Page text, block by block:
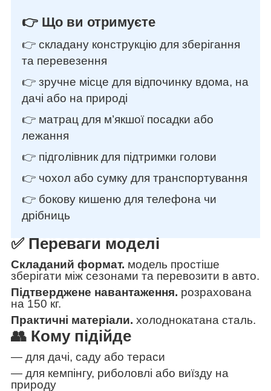
👉 Що ви отримуєте
👉 складану конструкцію для зберігання
та перевезення
👉 зручне місце для відпочинку вдома, на
дачі або на природі
👉 матрац для м’якшої посадки або
лежання
👉 підголівник для підтримки голови
👉 чохол або сумку для транспортування
👉 бокову кишеню для телефона чи
дрібниць
✅ Переваги моделі
Складаний формат. модель простіше
зберігати між сезонами та перевозити в авто.
Підтверджене навантаження. розрахована
на 150 кг.
Практичні матеріали. холоднокатана сталь.
👥 Кому підійде
— для дачі, саду або тераси
— для кемпінгу, риболовлі або виїзду на
природу